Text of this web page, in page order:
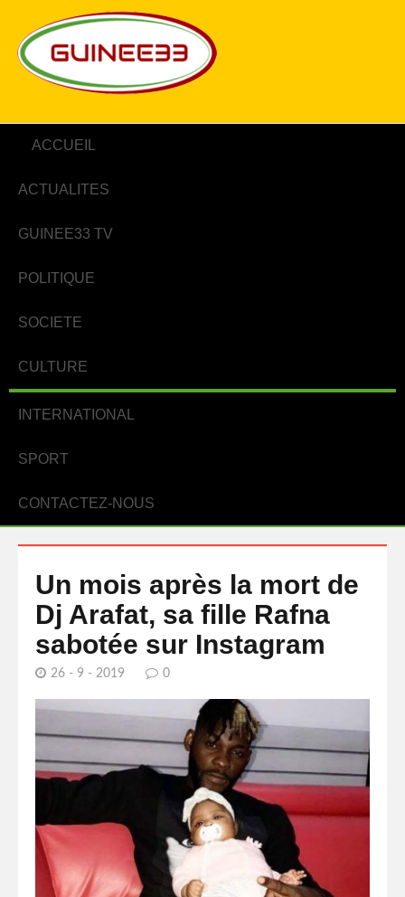
ACCUEIL
ACTUALITES
GUINEE33 TV
POLITIQUE
SOCIETE
CULTURE
INTERNATIONAL
SPORT
CONTACTEZ-NOUS
Un mois après la mort de
Dj Arafat, sa fille Rafna
sabotée sur Instagram
26 - 9 - 2019 0